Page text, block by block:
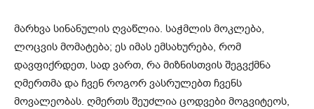
მარხვა სინანულის ღვაწლია. საჭმლის მოკლება,
ლოცვის მომატება; ეს იმას ემსახურება, რომ
დავფიქრდეთ, სად ვართ, რა მიზნისთვის შეგვქმნა
ღმერთმა და ჩვენ როგორ ვასრულებთ ჩვენს
მოვალეობას. ღმერთს შეუძლია ცოდვები მოგვიტეოს,